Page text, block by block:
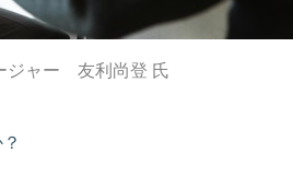
ジャー 友利尚登 氏